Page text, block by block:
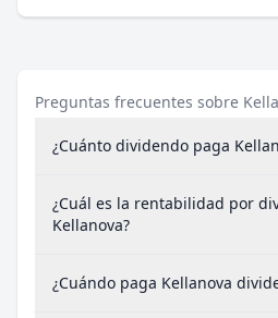
Preguntas frecuentes sobre
¿Cuánto dividendo paga
¿Cuál es la rentabilidad por
Kellanova?
¿Cuándo paga Kellanova